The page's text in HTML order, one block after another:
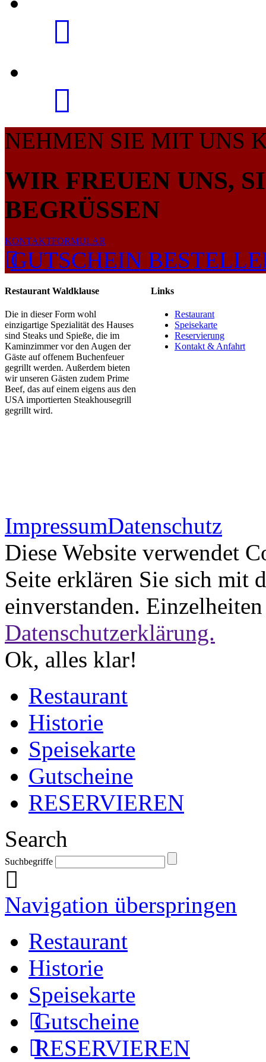
NEHMEN SIE MIT UNS
WIR FREUEN UNS,
BEGRÜSSEN
KONTAKTFORMULAR
GUTSCHEIN
Restaurant Waldklause
Die in dieser Form wohl
einzigartige Spezialität des Hauses
sind Steaks und Spieße, die im
Kaminzimmer vor den Augen der
Gäste auf offenem Buchenfeuer
gegrillt werden. Außerdem bieten
wir unseren Gästen zudem Prime
Beef, das auf einem eigens aus den
USA importierten Steakhousegrill
gegrillt wird.
Links
Restaurant
Speisekarte
Reservierung
Kontakt & Anfahrt
ImpressumDatenschutz
Diese Website verwendet
Seite erklären Sie sich mit
einverstanden.
Datenschutzerklärung.
Ok, alles klar!
Restaurant
Historie
Speisekarte
Gutscheine
RESERVIEREN
Search
Suchbegriffe
Navigation überspringen
Restaurant
Historie
Speisekarte
Gutscheine
RESERVIEREN